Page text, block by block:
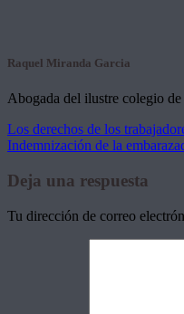
Raquel Miranda Garcia
Abogada del ilustre colegio
Los derechos de los
Indemnización de la
Deja una respuesta
Tu dirección de correo